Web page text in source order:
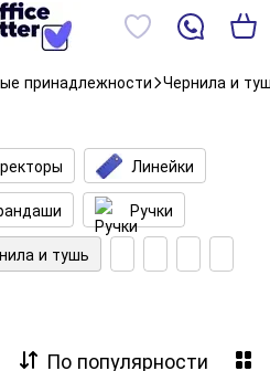
принадлежности Чернила и
Линейки
Ручки
и тушь
По популярности